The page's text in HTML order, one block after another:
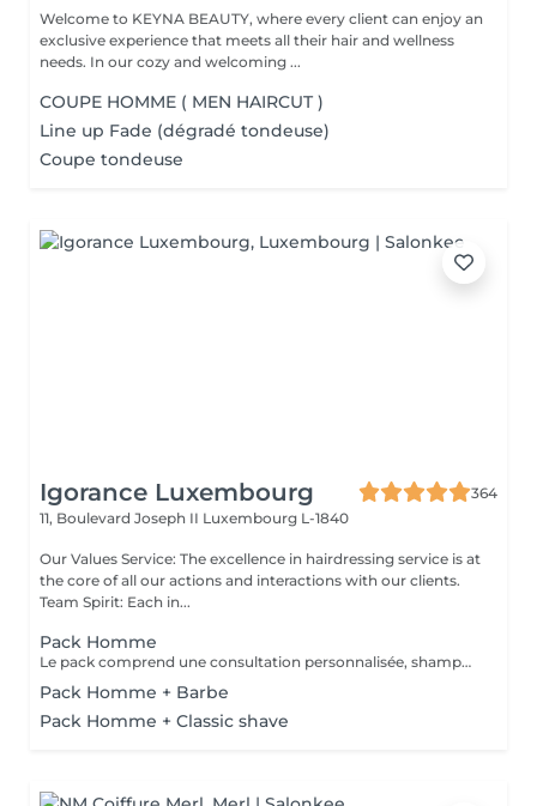
Welcome to KEYNA BEAUTY, where every client can enjoy an
exclusive experience that meets all their hair and wellness
needs. In our cozy and welcoming ...
COUPE HOMME ( MEN HAIRCUT )
Line up Fade (dégradé tondeuse)
Coupe tondeuse
Igorance Luxembourg
364
11, Boulevard Joseph II Luxembourg L-1840
Our Values Service: The excellence in hairdressing service is at
the core of all our actions and interactions with our clients.
Team Spirit: Each in...
Pack Homme
Le pack comprend une consultation personnalisée, shampooing et conditionneur spécifiques REDKEN, la coupe IGORANCE (finitions sur cheveux secs ) et les produits de styling REDKEN * Tarifs à titre indicatifs à confirmer après la consultation personnalisée établit auprès de votre coiffeur/stylist/spécialiste * La direction se réserve le droit d’apporter des modifications pour le bon fonctionnement du salon
Pack Homme + Barbe
Pack Homme + Classic shave